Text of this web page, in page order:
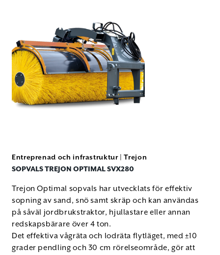
Entreprenad och infrastruktur|Trejon
SOPVALS TREJON OPTIMAL SVX280
Trejon Optimal sopvals har utvecklats för effektiv
sopning av sand, snö samt skräp och kan användas
på såväl jordbrukstraktor, hjullastare eller annan
redskapsbärare över 4 ton.
Det effektiva vågräta och lodräta flytläget, med ±10
grader pendling och 30 cm rörelseområde, gör att